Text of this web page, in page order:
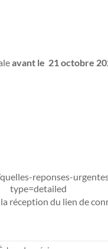
avant le 21 octobre
reponses-
type=detailed
réception du lien de